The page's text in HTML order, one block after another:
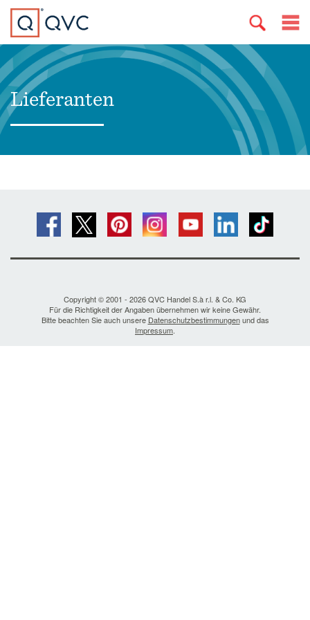
Lieferanten
Copyright © 2001 - 2026 QVC Handel S.à r.l. & Co. KG
Für die Richtigkeit der Angaben übernehmen wir keine Gewähr.
Bitte beachten Sie auch unsere Datenschutzbestimmungenund das
Impressum.